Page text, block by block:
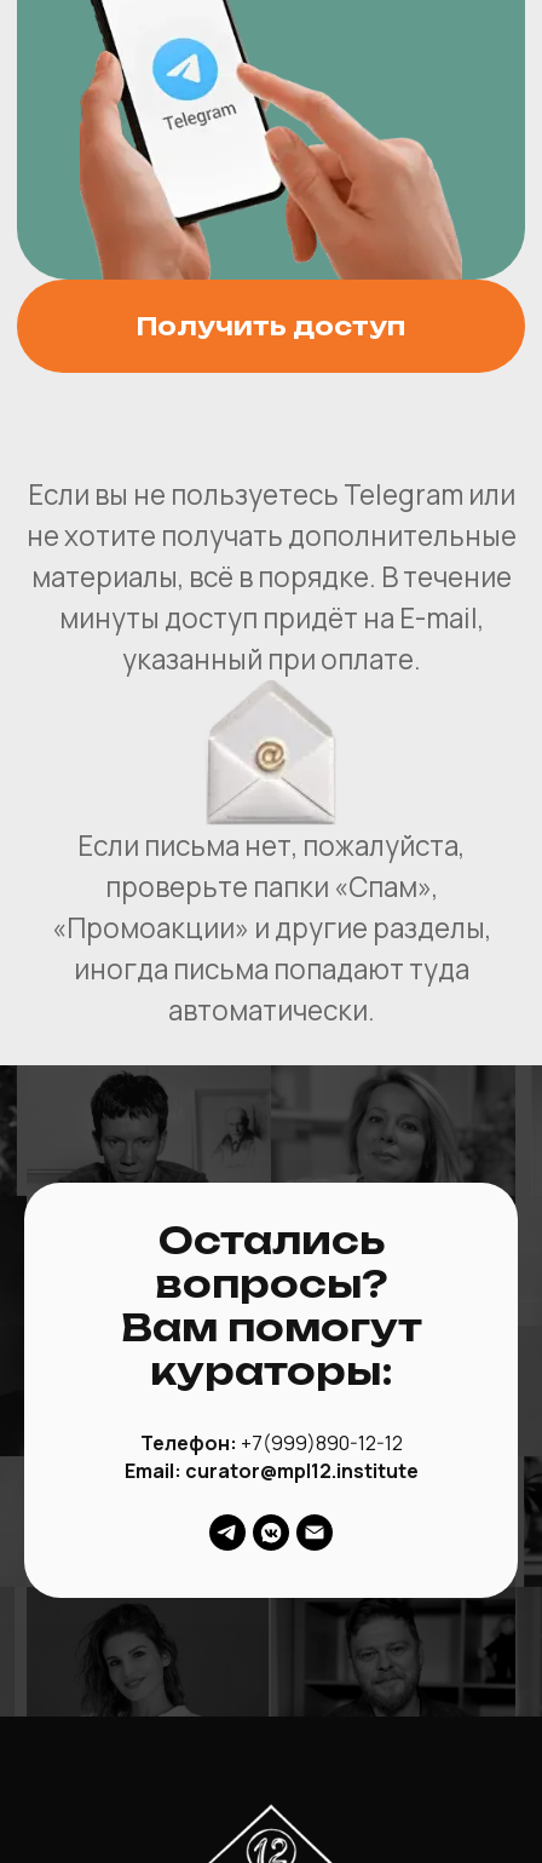
материалы, всё в порядке. В течение
минуты доступ придёт на E-mail,
указанный при оплате.
Если письма нет, пожалуйста,
проверьте папки «Спам»,
«Промоакции» и другие разделы,
автоматически.
Остались
вопросы?
Вам помогут
кураторы:
Телефон: +7(999)890-12-12
Email: curator@mpl12.institute
ПОЛИТИКА
КОНФИДЕНЦИАЛЬНОСТИ
ОФЕРТА
© 2024 Учебный центр ООО «МПЛ12».
ИНН: 7 708 439 743. Номер лицензии № Л035−1
298−77/1 556 422. Адрес: 107 078, город Москва,
ул. Новорязанская, д. 18, стр. 17, этаж 1,
помещение I, комнаты 12, 6